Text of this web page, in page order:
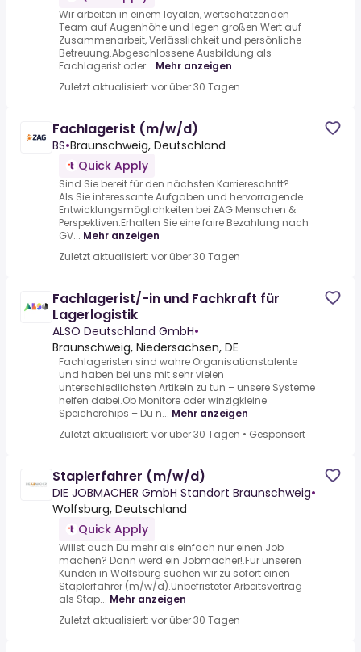
Wir arbeiten in einem loyalen, wertschätzenden
Team auf Augenhöhe und legen großen Wert auf
Zusammenarbeit, Verlässlichkeit und persönliche
Betreuung.Abgeschlossene Ausbildung als
Fachlagerist oder... Mehr anzeigen
Zuletzt aktualisiert: vor über 30 Tagen
Fachlagerist (m/w/d)
BS•Braunschweig, Deutschland
Quick Apply
Sind Sie bereit für den nächsten Karriereschritt?
Als.Sie interessante Aufgaben und hervorragende
Entwicklungsmöglichkeiten bei ZAG Menschen &
Perspektiven.Erhalten Sie eine faire Bezahlung nach
GV... Mehr anzeigen
Zuletzt aktualisiert: vor über 30 Tagen
Fachlagerist/-in und Fachkraft für
Lagerlogistik
ALSO Deutschland GmbH•
Braunschweig, Niedersachsen, DE
Fachlageristen sind wahre Organisationstalente
und haben bei uns mit sehr vielen
unterschiedlichsten Artikeln zu tun – unsere Systeme
helfen dabei.Ob Monitore oder winzigkleine
Speicherchips – Du n... Mehr anzeigen
Zuletzt aktualisiert: vor über 30 Tagen • Gesponsert
Staplerfahrer (m/w/d)
DIE JOBMACHER GmbH Standort Braunschweig•
Wolfsburg, Deutschland
Quick Apply
Willst auch Du mehr als einfach nur einen Job
machen? Dann werd ein Jobmacher!.Für unseren
Kunden in Wolfsburg suchen wir zu sofort einen
Staplerfahrer (m/w/d).Unbefristeter Arbeitsvertrag
als Stap... Mehr anzeigen
Zuletzt aktualisiert: vor über 30 Tagen